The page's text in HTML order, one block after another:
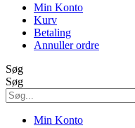
Min Konto
Kurv
Betaling
Annuller ordre
Søg
Søg
Min Konto